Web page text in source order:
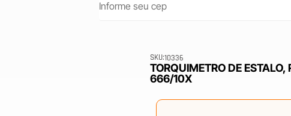
SKU:10336
TORQUIMETRO DE
666/10X